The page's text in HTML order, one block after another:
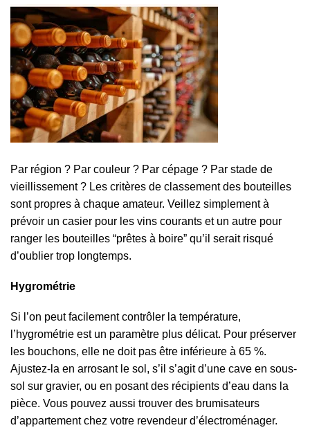
Par région ? Par couleur ? Par cépage ? Par stade de
vieillissement ? Les critères de classement des bouteilles
sont propres à chaque amateur. Veillez simplement à
prévoir un casier pour les vins courants et un autre pour
ranger les bouteilles “prêtes à boire” qu’il serait risqué
d’oublier trop longtemps.
Hygrométrie
Si l’on peut facilement contrôler la température,
l’hygrométrie est un paramètre plus délicat. Pour préserver
les bouchons, elle ne doit pas être inférieure à 65 %.
Ajustez-la en arrosant le sol, s’il s’agit d’une cave en sous-
sol sur gravier, ou en posant des récipients d’eau dans la
pièce. Vous pouvez aussi trouver des brumisateurs
d’appartement chez votre revendeur d’électroménager.